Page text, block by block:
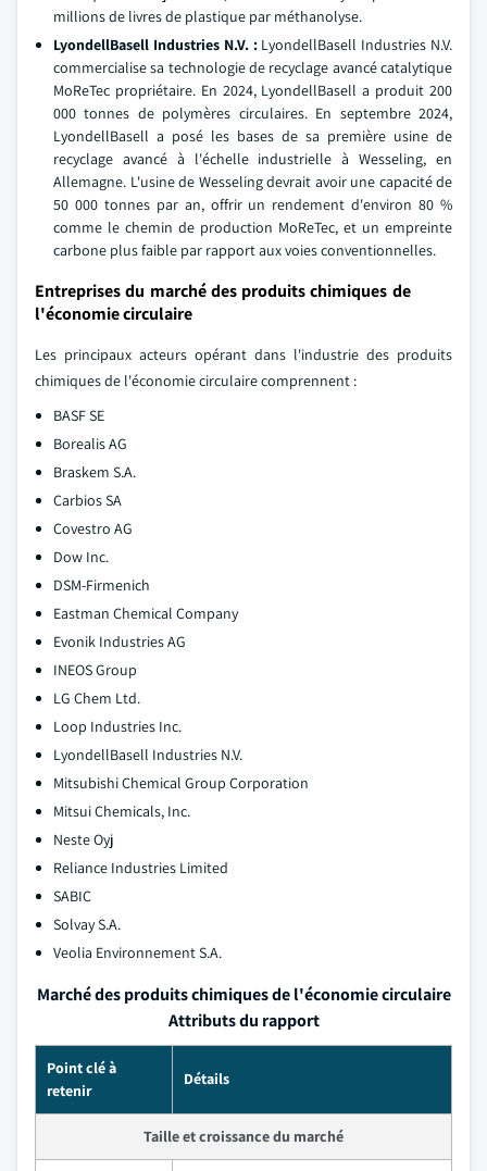
millions de livres de plastique par méthanolyse.
LyondellBasell Industries N.V. :LyondellBasell Industries N.V.
commercialise sa technologie de recyclage avancé catalytique
MoReTec propriétaire. En 2024, LyondellBasell a produit 200
000 tonnes de polymères circulaires. En septembre 2024,
LyondellBasell a posé les bases de sa première usine de
recyclage avancé à l'échelle industrielle à Wesseling, en
Allemagne. L'usine de Wesseling devrait avoir une capacité de
50 000 tonnes par an, offrir un rendement d'environ 80 %
comme le chemin de production MoReTec, et un empreinte
carbone plus faible par rapport aux voies conventionnelles.
Entreprises du marché des produits chimiques de
l'économie circulaire
Les principaux acteurs opérant dans l'industrie des produits
chimiques de l'économie circulaire comprennent :
BASF SE
Borealis AG
Braskem S.A.
Carbios SA
Covestro AG
Dow Inc.
DSM-Firmenich
Eastman Chemical Company
Evonik Industries AG
INEOS Group
LG Chem Ltd.
Loop Industries Inc.
LyondellBasell Industries N.V.
Mitsubishi Chemical Group Corporation
Mitsui Chemicals, Inc.
Neste Oyj
Reliance Industries Limited
SABIC
Solvay S.A.
Veolia Environnement S.A.
Marché des produits chimiques de l'économie circulaire
Attributs du rapport
Point clé à
retenir
Détails
Taille et croissance du marché